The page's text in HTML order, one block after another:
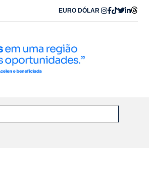
EURO DÓLAR